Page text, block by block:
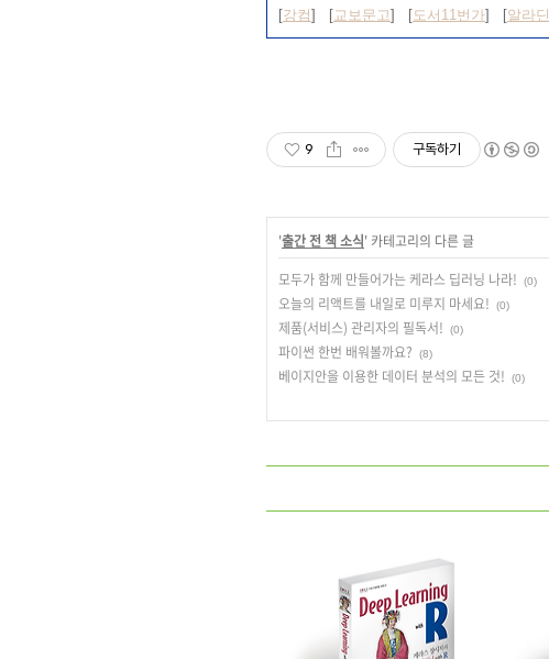
[강컴] [교보문고] [도서11번가] [알라딘
9 구독하기
'출간 전 책 소식' 카테고리의 다른 글
모두가 함께 만들어가는 케라스 딥러닝 나라!
(0)
오늘의 리액트를 내일로 미루지 마세요! (0)
제품(서비스) 관리자의 필독서! (0)
파이썬 한번 배워볼까요? (8)
베이지안을 이용한 데이터 분석의 모든 것! (0)